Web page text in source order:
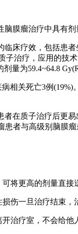
瘤治疗中具有剂
疗效，包括患者
治疗，应用的
量为59.4~64.8
关死亡3例(19%)
质子治疗后更易
者与高级别脑膜
将更高的剂量直
一旦治疗结束，
疗室，不会给他